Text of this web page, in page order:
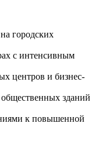
городских
с интенсивным
центров и бизнес-
зданий
к повышенной